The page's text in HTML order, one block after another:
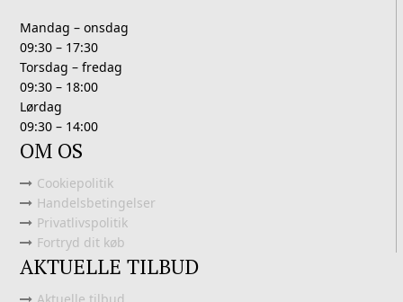
Mandag – onsdag
09:30 – 17:30
Torsdag – fredag
09:30 – 18:00
Lørdag
09:30 – 14:00
OM OS
Cookiepolitik
Handelsbetingelser
Privatlivspolitik
Fortryd dit køb
AKTUELLE TILBUD